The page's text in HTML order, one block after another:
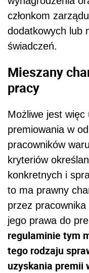
członkom
dodatkowych lub
świadczeń.
Mieszany
pracy
Możliwe jest
premiowania w
pracowników
kryteriów
konkretnych i
to ma prawny
przez pracownika
jego prawa do
regulaminie tym
tego rodzaju
uzyskania premii